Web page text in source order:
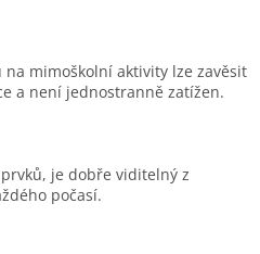
na mimoškolní aktivity lze zavěsit
a není jednostranně zatížen.
je dobře viditelný z
počasí.